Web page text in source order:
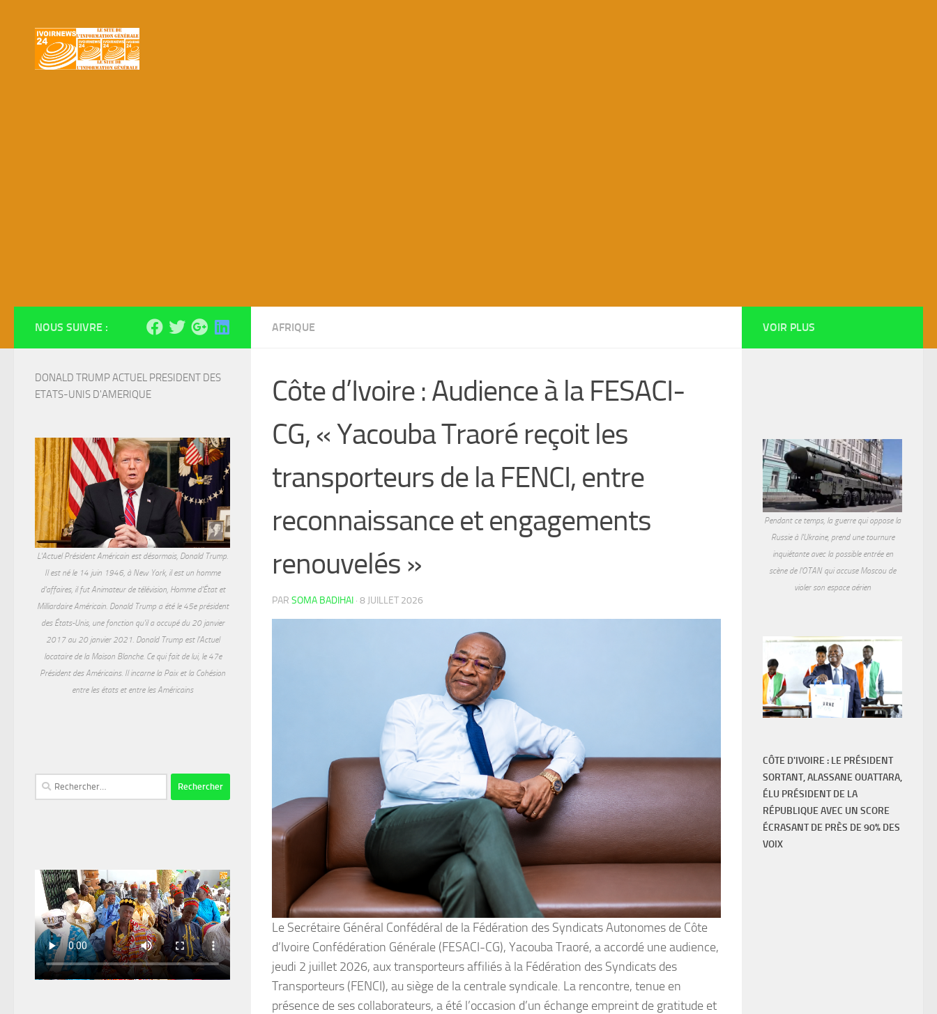
AFRIQUE
Côte d’Ivoire : Audience à la FESACI-
CG, « Yacouba Traoré reçoit les
transporteurs de la FENCI, entre
reconnaissance et engagements
renouvelés »
PAR SOMA BADIHAI · 8 JUILLET 2026
Le Secrétaire Général Confédéral de la Fédération des Syndicats Autonomes de Côte
d’Ivoire Confédération Générale (FESACI-CG), Yacouba Traoré, a accordé une audience,
jeudi 2 juillet 2026, aux transporteurs affiliés à la Fédération des Syndicats des
Transporteurs (FENCI), au siège de la centrale syndicale. La rencontre, tenue en
présence de ses collaborateurs, a été l’occasion d’un échange empreint de gratitude et
NOUS SUIVRE :
DONALD TRUMP ACTUEL PRESIDENT DES
ETATS-UNIS D'AMERIQUE
L'Actuel Président Américain est désormais, Donald Trump.
Il est né le 14 juin 1946, à New York, il est un homme
d'affaires, il fut Animateur de télévision, Homme d'État et
Milliardaire Américain. Donald Trump a été le 45e président
des États-Unis, une fonction qu'il a occupé du 20 janvier
2017 au 20 janvier 2021. Donald Trump est l'Actuel
locataire de la Maison Blanche. Ce qui fait de lui, le 47e
Président des Américains. Il incarne la Paix et la Cohésion
entre les états et entre les Américains
Rechercher :
VOIR PLUS
Pendant ce temps, la guerre qui oppose la
Russie à l'Ukraine, prend une tournure
inquiétante avec la possible entrée en
scène de l'OTAN qui accuse Moscou de
violer son espace aérien
CÔTE D'IVOIRE : LE PRÉSIDENT
SORTANT, ALASSANE OUATTARA,
ÉLU PRÉSIDENT DE LA
RÉPUBLIQUE AVEC UN SCORE
ÉCRASANT DE PRÈS DE 90% DES
VOIX